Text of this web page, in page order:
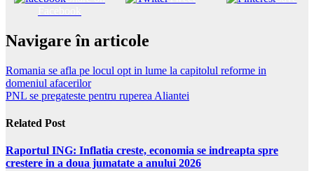
Navigare în articole
Romania se afla pe locul opt in lume la capitolul reforme in
domeniul afacerilor
PNL se pregateste pentru ruperea Aliantei
Related Post
Raportul ING: Inflatia creste, economia se indreapta spre
crestere in a doua jumatate a anului 2026